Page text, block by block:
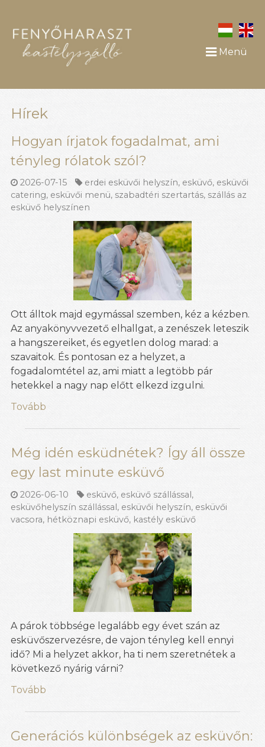
Menü
Hírek
Hogyan írjatok fogadalmat, ami
tényleg rólatok szól?
2026-07-15 erdei esküvői helyszín, esküvő, esküvői
catering, esküvői menü, szabadtéri szertartás, szállás az
esküvő helyszínen
Ott álltok majd egymással szemben, kéz a kézben.
Az anyakönyvvezető elhallgat, a zenészek leteszik
a hangszereiket, és egyetlen dolog marad: a
szavaitok. És pontosan ez a helyzet, a
fogadalomtétel az, ami miatt a legtöbb pár
hetekkel a nagy nap előtt elkezd izgulni.
Tovább
Még idén esküdnétek? Így áll össze
egy last minute esküvő
2026-06-10 esküvő, esküvő szállással,
esküvőhelyszín szállással, esküvői helyszín, esküvői
vacsora, hétköznapi esküvő, kastély esküvő
A párok többsége legalább egy évet szán az
esküvőszervezésre, de vajon tényleg kell ennyi
idő? Mi a helyzet akkor, ha ti nem szeretnétek a
következő nyárig várni?
Tovább
Generációs különbségek az esküvőn: